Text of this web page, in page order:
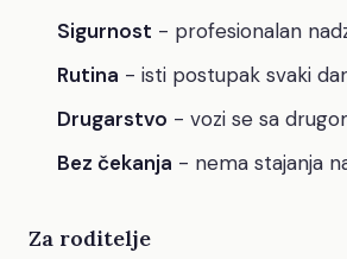
Sigurnost - profesionalan
Rutina - isti postupak svaki
Drugarstvo - vozi se sa
Bez čekanja - nema stajanja
Za roditelje